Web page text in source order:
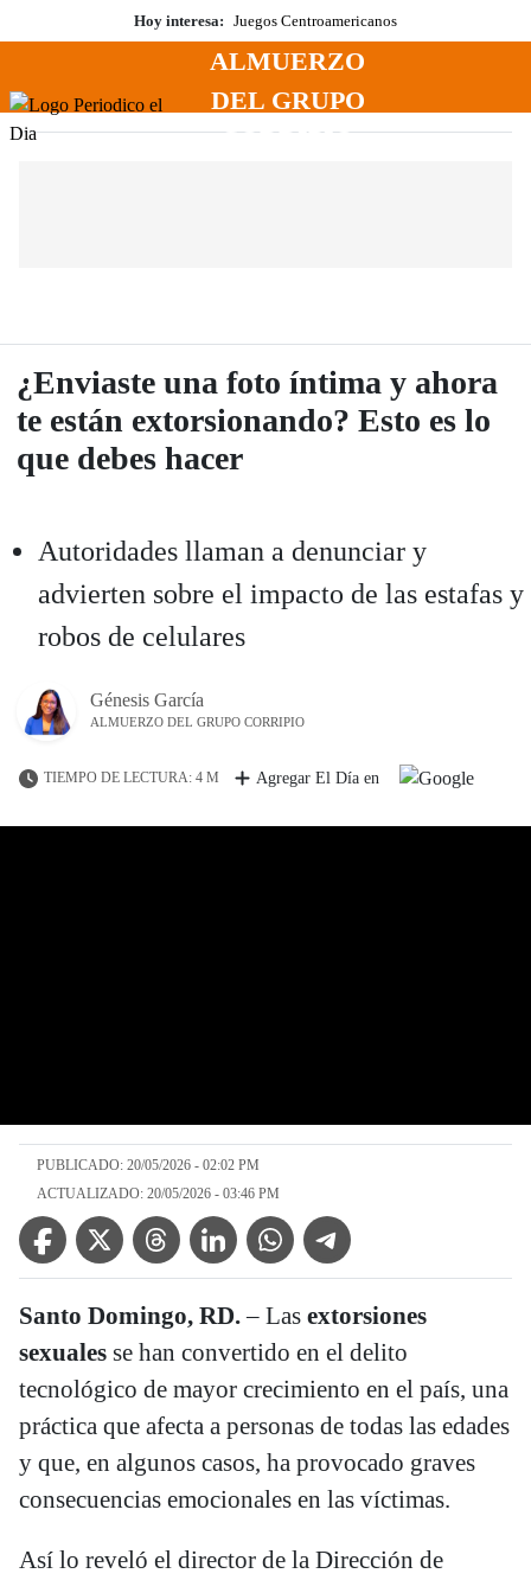
al
Hoy interesa: Juegos Centroamericanos
Menú Periodico El Dia Digital
ALMUERZO
DEL GRUPO
CORRIPIO
¿Enviaste una foto íntima y ahora
te están extorsionando? Esto es lo
que debes hacer
Autoridades llaman a denunciar y
advierten sobre el impacto de las estafas y
robos de celulares
Génesis García
ALMUERZO DEL GRUPO CORRIPIO
TIEMPO DE LECTURA: 4 M Agregar El Día en
PUBLICADO: 20/05/2026 - 02:02 PM
ACTUALIZADO: 20/05/2026 - 03:46 PM
Facebook IconTwitter IconThreads IconLinkedin IconWhatsApp IconTelegram Icon
Santo Domingo, RD.– Las extorsiones
sexuales se han convertido en el delito
tecnológico de mayor crecimiento en el país, una
práctica que afecta a personas de todas las edades
y que, en algunos casos, ha provocado graves
consecuencias emocionales en las víctimas.
Así lo reveló el director de la Dirección de